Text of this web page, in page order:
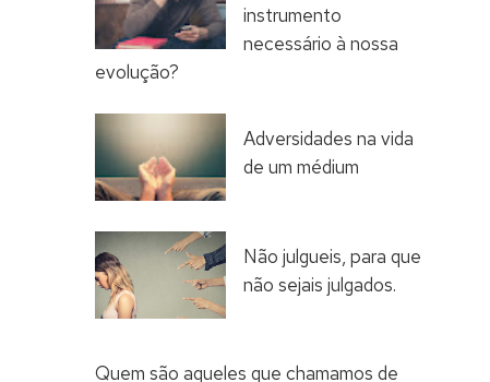
instrumento
necessário à nossa
evolução?
Adversidades na vida
de um médium
Não julgueis, para que
não sejais julgados.
Quem são aqueles que chamamos de